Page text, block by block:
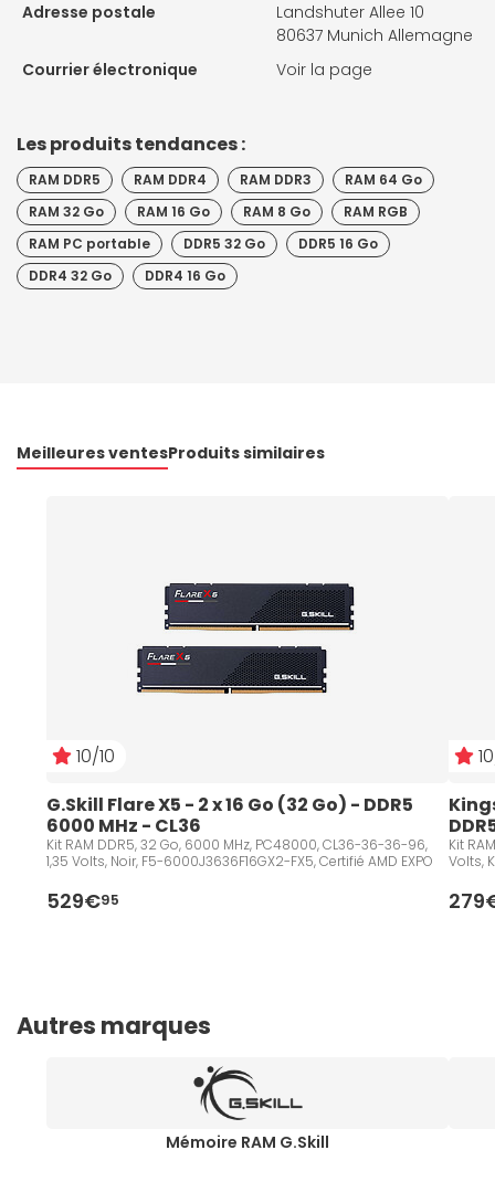
Adresse postale
Landshuter Allee 10
80637 Munich Allemagne
Courrier électronique
Voir la page
Les produits tendances :
RAM DDR5 RAM DDR4 RAM DDR3
RAM 64 Go
RAM 32 Go
RAM 16 Go RAM 8 Go
RAM RGB
RAM PC portable
DDR5 32 Go
DDR5 16 Go
DDR4 32 Go
DDR4 16 Go
Meilleures ventesProduits similaires
10/10
G.Skill Flare X5 - 2 x 16 Go (32 Go) - DDR5
6000 MHz - CL36
Kit RAM DDR5, 32 Go, 6000 MHz, PC48000, CL36-36-36-96,
1,35 Volts, Noir, F5-6000J3636F16GX2-FX5, Certifié AMD EXPO
529€95
Kit
Volts,
Autres marques
Mémoire RAM G.Skill